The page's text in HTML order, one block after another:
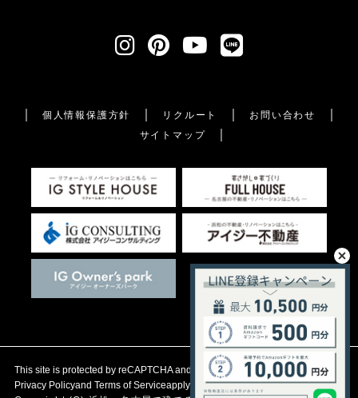
個人情報保護方針 リクルート
お問い合わせ
サイトマップ
This site is protected by reCAPTCHA and the Google
Privacy Policyand Terms of Serviceapply.